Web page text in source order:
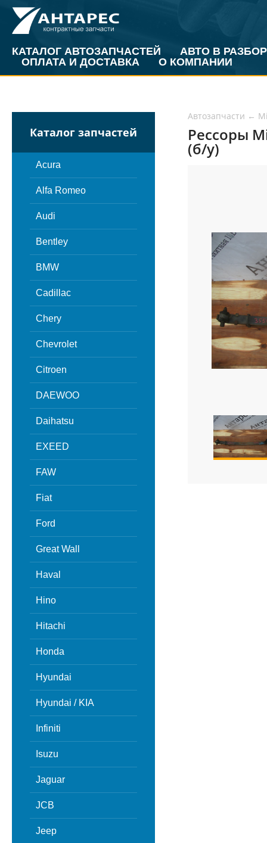
КАТАЛОГ АВТОЗАПЧАСТЕЙ
АВТО В РАЗБОР
ОПЛАТА И ДОСТАВКА
О КОМПАНИИ
Каталог запчастей
Acura
Alfa Romeo
Audi
Bentley
BMW
Cadillac
Chery
Chevrolet
Citroen
DAEWOO
Daihatsu
EXEED
FAW
Fiat
Ford
Great Wall
Haval
Hino
Hitachi
Honda
Hyundai
Hyundai / KIA
Infiniti
Isuzu
Jaguar
JCB
Jeep
Автозапчасти ←
Рессоры
(б/у)